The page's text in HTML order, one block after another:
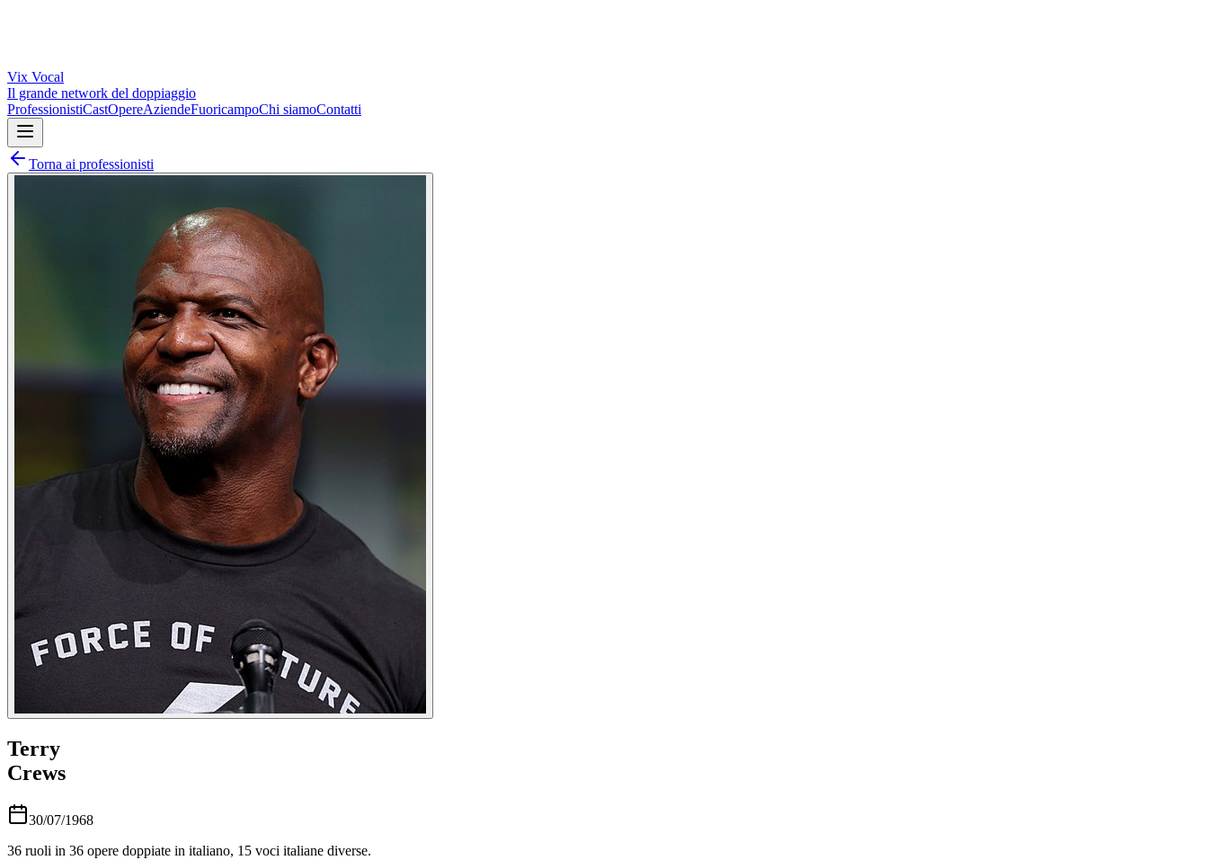
Vix Vocal
Il grande network del doppiaggio
ProfessionistiCastOpereAziendeFuoricampoChi siamoContatti
Torna ai professionisti
Terry
Crews
30/07/1968
36 ruoli in 36 opere doppiate in italiano, 15 voci italiane diverse.